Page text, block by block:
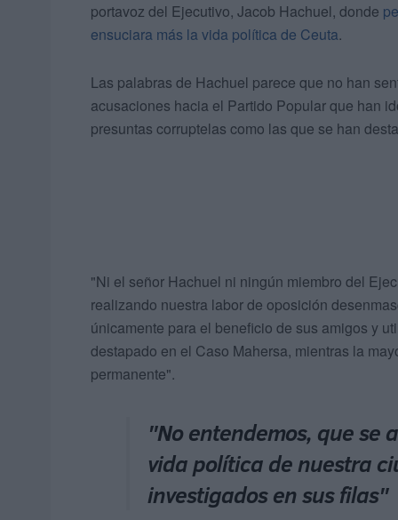
portavoz del Ejecutivo, Jacob Hachuel, donde
ensuciara más la vida política de Ceuta.
Las palabras de Hachuel parece que no han
acusaciones hacia el Partido Popular que han
presuntas corruptelas como las que se han
"Ni el señor Hachuel ni ningún miembro del
realizando nuestra labor de oposición
únicamente para el beneficio de sus amigos y
destapado en el Caso Mahersa, mientras la
permanente".
"No entendemos, que se
vida política de nuestra
investigados en sus filas"